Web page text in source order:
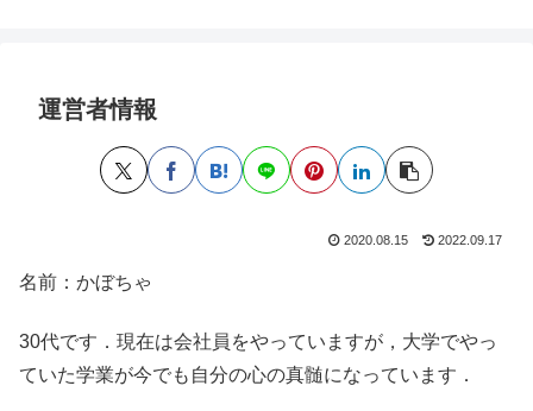
運営者情報
2020.08.15 2022.09.17
名前：かぼちゃ
30代です．現在は会社員をやっていますが，大学でやっ
ていた学業が今でも自分の心の真髄になっています．